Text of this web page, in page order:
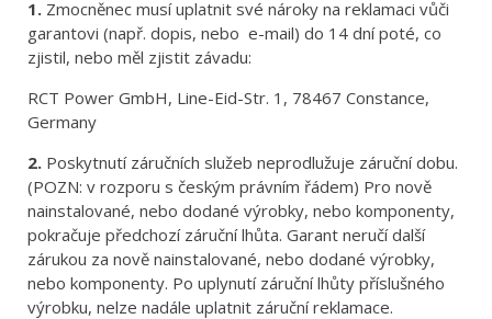
1. Zmocněnec musí uplatnit své nároky na reklamaci vůči
garantovi (např. dopis, nebo e-mail) do 14 dní poté, co
zjistil, nebo měl zjistit závadu:
RCT Power GmbH, Line-Eid-Str. 1, 78467 Constance,
Germany
2. Poskytnutí záručních služeb neprodlužuje záruční dobu.
(POZN: v rozporu s českým právním řádem) Pro nově
nainstalované, nebo dodané výrobky, nebo komponenty,
pokračuje předchozí záruční lhůta. Garant neručí další
zárukou za nově nainstalované, nebo dodané výrobky,
nebo komponenty. Po uplynutí záruční lhůty příslušného
výrobku, nelze nadále uplatnit záruční reklamace.